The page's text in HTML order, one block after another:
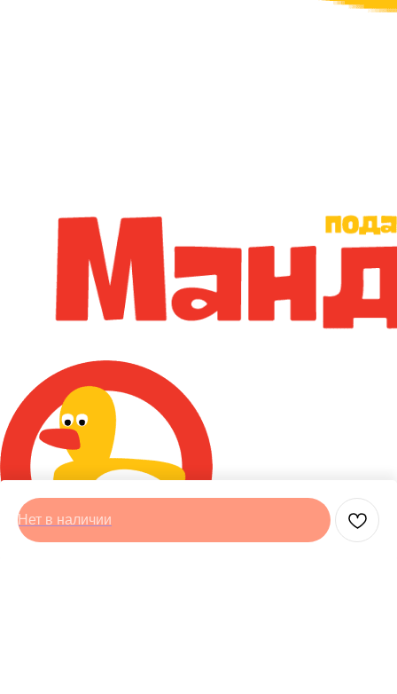
Нет в наличии